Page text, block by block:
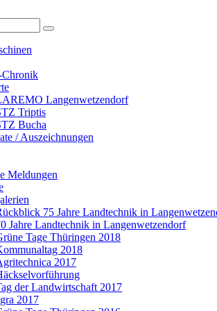
Chronik
Langenwetzendorf
Triptis
Bucha
/ Auszeichnungen
Meldungen
75 Jahre Landtechnik in
Jahre Landtechnik in Langenwetzendorf
Tage Thüringen 2018
2018
2017
der Landwirtschaft 2017
2017